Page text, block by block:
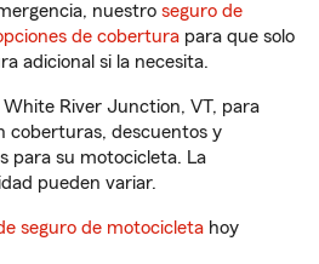
nuestro seguro de
de cobertura para que solo
adicional si la necesita.
White River Junction, VT, para
coberturas, descuentos y
para su motocicleta. La
pueden variar.
seguro de motocicleta hoy